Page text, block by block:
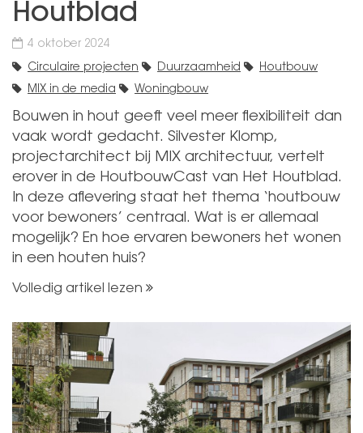
Houtblad
4 oktober 2024
Circulaire projecten Duurzaamheid
Houtbouw
MIX in de media
Woningbouw
Bouwen in hout geeft veel meer flexibiliteit dan
vaak wordt gedacht. Silvester Klomp,
projectarchitect bij MIX architectuur, vertelt
erover in de HoutbouwCast van Het Houtblad.
In deze aflevering staat het thema ‘houtbouw
voor bewoners’ centraal. Wat is er allemaal
mogelijk? En hoe ervaren bewoners het wonen
in een houten huis?
Volledig artikel lezen